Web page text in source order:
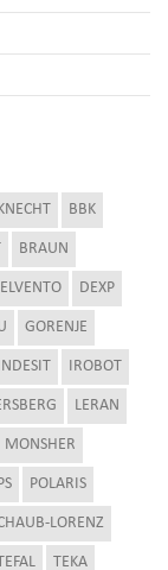
BBK
BRAUN
DEXP
GORENJE
IROBOT
LERAN
MONSHER
POLARIS
LORENZ
TEKA